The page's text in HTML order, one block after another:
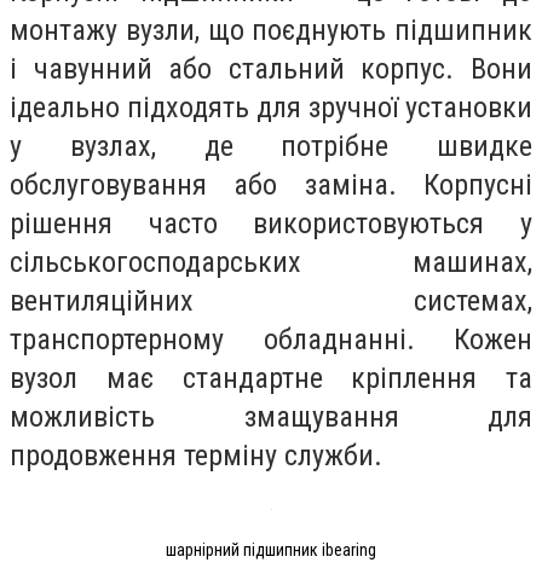
монтажу вузли, що поєднують підшипник
і чавунний або стальний корпус. Вони
ідеально підходять для зручної установки
у вузлах, де потрібне швидке
обслуговування або заміна. Корпусні
рішення часто використовуються у
сільськогосподарських машинах,
вентиляційних системах,
транспортерному обладнанні. Кожен
вузол має стандартне кріплення та
можливість змащування для
продовження терміну служби.
шарнірний підшипник ibearing